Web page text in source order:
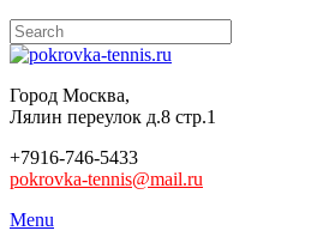
Город Москва,
Лялин переулок д.8 стр.1
+7916-746-5433
pokrovka-tennis@mail.ru
Menu